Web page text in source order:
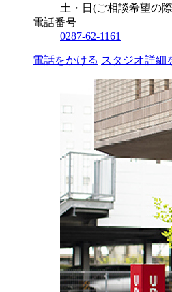
土・日(ご相談希望の
電話番号
0287-62-1161
電話をかける スタジオ詳細